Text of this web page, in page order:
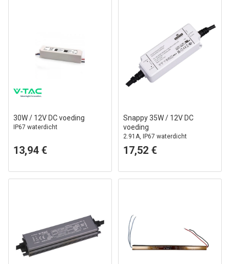
30W / 12V DC voeding
IP67 waterdicht
13,94 €
Snappy 35W / 12V DC
voeding
2.91A, IP67 waterdicht
17,52 €